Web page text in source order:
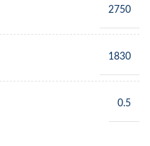
2750
1830
0.5